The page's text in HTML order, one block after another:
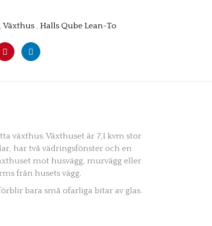
, Växthus , Halls Qube Lean-To
växthus. Växthuset är 7,1 kvm stor
har två vädringsfönster och en
mot husvägg, murvägg eller
från husets vägg.
bara små ofarliga bitar av glas.